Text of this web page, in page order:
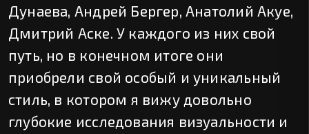
Дунаева, Андрей Бергер, Анатолий Акуе,
Дмитрий Аске. У каждого из них свой
путь, но в конечном итоге они
приобрели свой особый и уникальный
стиль, в котором я вижу довольно
глубокие исследования визуальности и